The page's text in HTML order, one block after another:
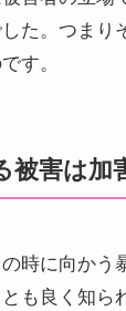
た。つまり
す。
被害は加
の時に向かう
も良く知ら